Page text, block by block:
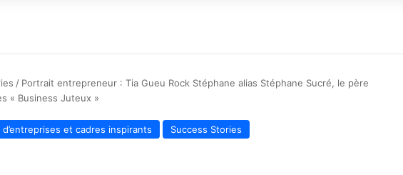
/ Portrait entrepreneur : Tia Gueu Rock Stéphane alias Stéphane Sucré, le père
« Business Juteux »
et cadres inspirants Success Stories